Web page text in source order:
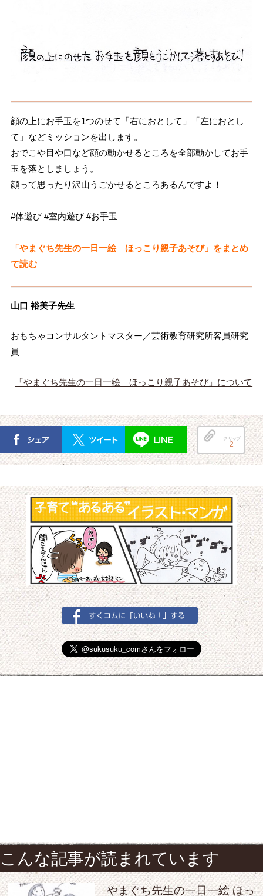
顔の上にお手玉を1つのせて「右におとして」「左におとし
て」などミッションを出します。
おでこや目や口など顔の動かせるところを全部動かしてお手
玉を落としましょう。
顔って思ったり沢山うごかせるところあるんですよ！
#体遊び #室内遊び #お手玉
「やまぐち先生の一日一絵 ほっこり親子あそび」をまとめ
て読む
山口 裕美子先生
おもちゃコンサルタントマスター／芸術教育研究所客員研究
員
「やまぐち先生の一日一絵 ほっこり親子あそび」について
クリップ
2
こんな記事が読まれています
やまぐち先生の一日一絵 ほっ